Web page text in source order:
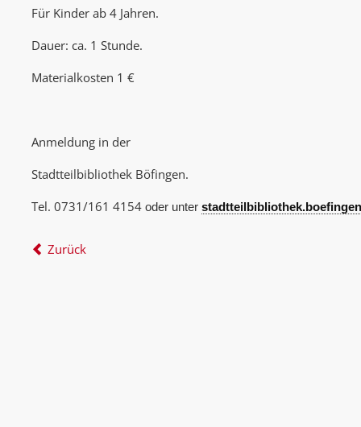
Für Kinder ab 4 Jahren.
Dauer: ca. 1 Stunde.
Materialkosten 1 €
Anmeldung in der
Stadtteilbibliothek Böfingen.
Tel. 0731/161 4154oder unter
Zurück